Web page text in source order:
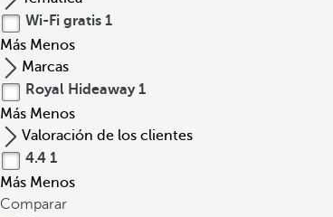
Wi-Fi gratis 1
Más Menos
Marcas
Royal Hideaway 1
Más Menos
Valoración de los clientes
4.4 1
Más Menos
Comparar